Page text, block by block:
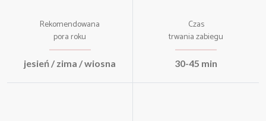
Rekomendowana
pora roku
jesień / zima / wiosna
Czas
trwania zabiegu
30-45 min